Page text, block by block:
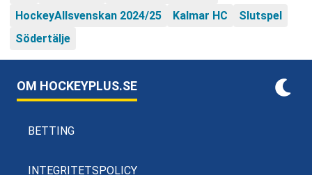
HockeyAllsvenskan 2024/25
Kalmar HC
Slutspel
Södertälje
OM HOCKEYPLUS.SE
BETTING
INTEGRITETSPOLICY